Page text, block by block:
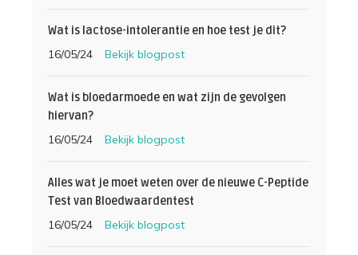
Wat is lactose-intolerantie en hoe test je dit?
16/05/24 Bekijk blogpost
Wat is bloedarmoede en wat zijn de gevolgen
hiervan?
16/05/24 Bekijk blogpost
Alles wat je moet weten over de nieuwe C-Peptide
Test van Bloedwaardentest
16/05/24 Bekijk blogpost